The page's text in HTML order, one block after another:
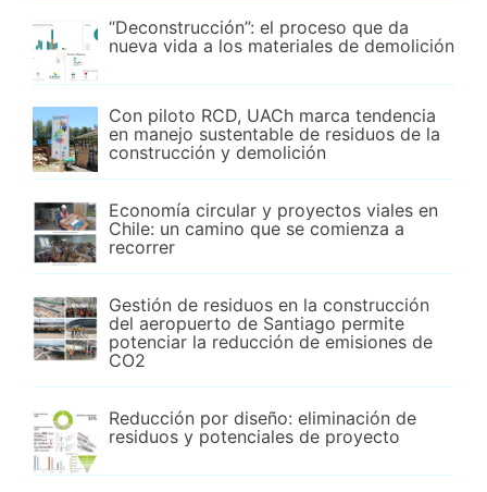
“Deconstrucción”: el proceso que da
nueva vida a los materiales de demolición
Con piloto RCD, UACh marca tendencia
en manejo sustentable de residuos de la
construcción y demolición
Economía circular y proyectos viales en
Chile: un camino que se comienza a
recorrer
Gestión de residuos en la construcción
del aeropuerto de Santiago permite
potenciar la reducción de emisiones de
CO2
Reducción por diseño: eliminación de
residuos y potenciales de proyecto